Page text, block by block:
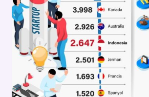
DICOBA
MAHASISWA